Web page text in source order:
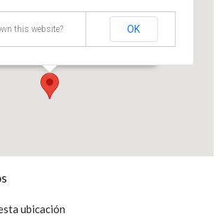
Hotel
Cartagena, Bolívar - Cartagena
this website? OK
ubicación